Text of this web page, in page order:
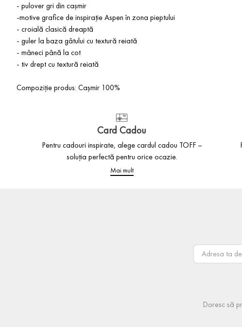
- pulover gri din cașmir
-motive grafice de inspirație Aspen în zona pieptului
- croială clasică dreaptă
- guler la baza gâtului cu textură reiată
- mâneci până la cot
- tiv drept cu textură reiată
Compoziție produs: Cașmir 100%
Card Cadou
Pentru cadouri inspirate, alege cardul cadou TOFF –
soluția perfectă pentru orice ocazie.
Mai mult
Doresc să